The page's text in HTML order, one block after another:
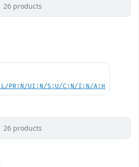
26 products
PR:N/UI:N/S:U/C:N/I:N/A:H
26 products